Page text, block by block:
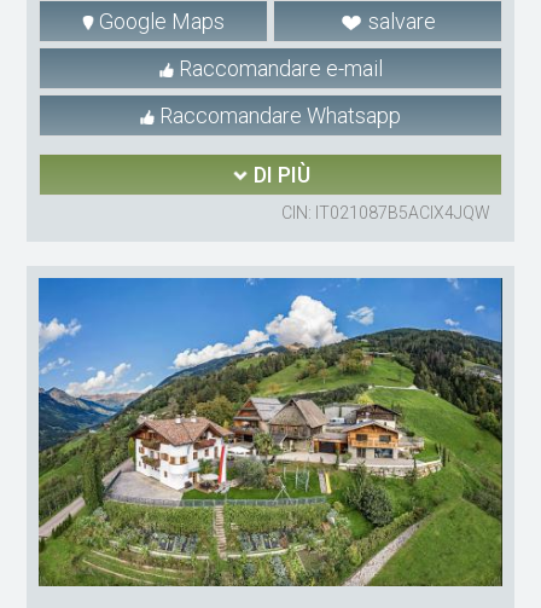
Google Maps
salvare
Raccomandare e-mail
Raccomandare Whatsapp
DI PIÙ
CIN: IT021087B5ACIX4JQW